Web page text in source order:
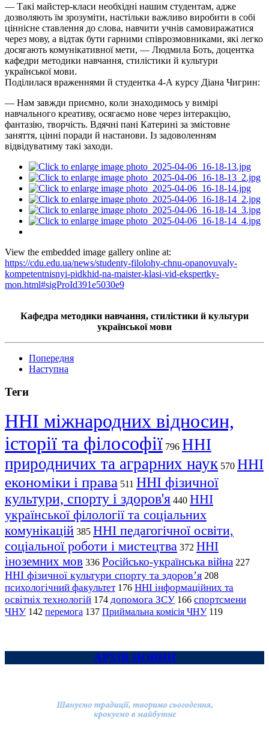
— Такі майстер-класи необхідні нашим студентам, адже
дозволяють їм зрозуміти, настільки важливо виробити в собі
ціннісне ставлення до слова, навчити учнів самовиражатися
через мову, а відтак бути гарними співрозмовниками, які легко
досягають комунікативної мети, — Людмила Боть, доцентка
кафедри методики навчання, стилістики й культури
української мови.
Поділилася враженнями й студентка 4-А курсу Діана Чигрин:
— Нам завжди приємно, коли знаходимось у вимірі
навчального креативу, осягаємо нове через інтеракцію,
фантазію, творчість. Вдячні пані Катерині за змістовне
заняття, цінні поради й настанови. Із задоволенням
відвідуватиму такі заходи.
View the embedded image gallery online at:
https://cdu.edu.ua/news/studenty-filolohy-chnu-opanovuvaly-
kompetentnisnyi-pidkhid-na-maister-klasi-vid-ekspertky-
mon.html#sigProId391e5030e9
Кафедра методики навчання, стилістики й культури
української мови
Попередня
Наступна
Теги
ННІ міжнародних відносин,
історії та філософії 796 ННІ
природничих та аграрних наук 570 ННІ
економіки і права 511 ННІ фізичної
культури, спорту і здоров'я 440 ННІ
української філології та соціальних
комунікацій 385 ННІ педагогічної освіти,
соціальної роботи і мистецтва 372 ННІ
іноземних мов 336 Російсько-українська війна 227
ННІ фізичної культури спорту та здоров’я 208
психологічний факультет 176 ННІ інформаційних та
освітніх технологій 174 допомога ЗСУ 166 спортсмени
ЧНУ 142 перемога 137 Приймальна комісія ЧНУ 119
АРХІВ НОВИН